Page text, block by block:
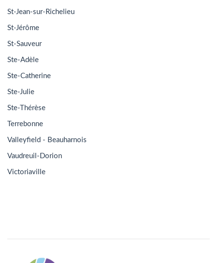
St-Jean-sur-Richelieu
St-Jérôme
St-Sauveur
Ste-Adèle
Ste-Catherine
Ste-Julie
Ste-Thérèse
Terrebonne
Valleyfield - Beauharnois
Vaudreuil-Dorion
Victoriaville